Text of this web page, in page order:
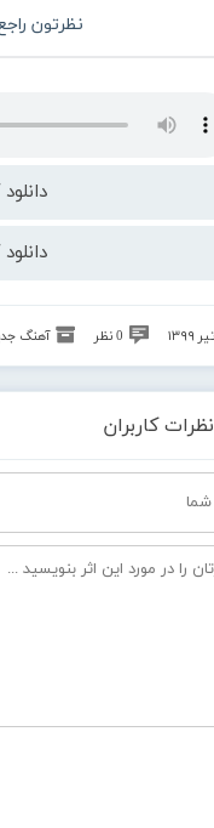
نظرتون
0 نظر آهنگ
نظرات کاربران